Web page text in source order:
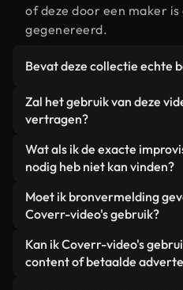
of deze door een maker
gegenereerd.
Bevat deze collectie echte
Beide. Dit is een hybride
uit echte, door mensen
gegenereerde video's.
gelabeld, zodat je altijd
Zal het gebruik van deze
vertragen?
Niet als u voor onze
kiest. Wij bieden
achtergrond. Zo blijft de
laadtijden
statistieken zoals LCP
Wat als ik de exacte
nodig heb niet kan vinden?
Met Coverr AI Studio
Beschrijf de scène –
enkele seconden een
voldoet aan onze
Moet ik bronvermelding
Coverr-video's gebruik?
Naamsvermelding is niet
onze stockbibliotheek zijn
Kan ik Coverr-video's
content of betaalde